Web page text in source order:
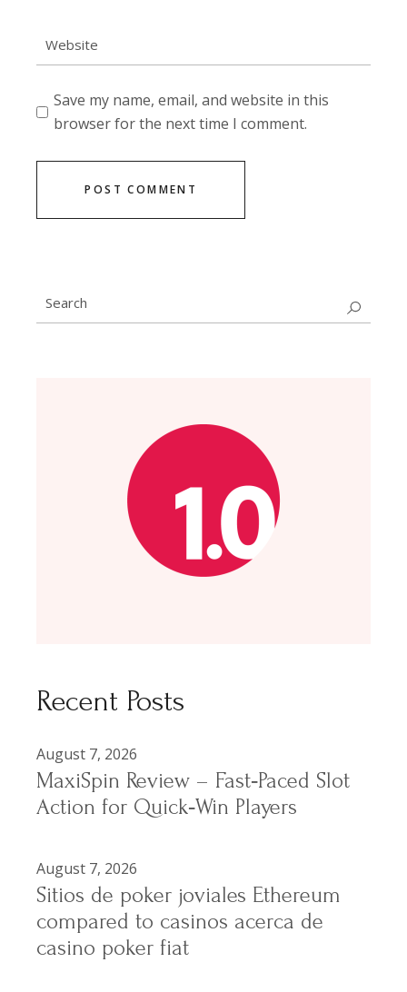
Save my name, email, and website in this
browser for the next time I comment.
POST COMMENT
Search
for:
Recent Posts
August 7, 2026
MaxiSpin Review – Fast‑Paced Slot
Action for Quick‑Win Players
August 7, 2026
Sitios de poker joviales Ethereum
compared to casinos acerca de
casino poker fiat